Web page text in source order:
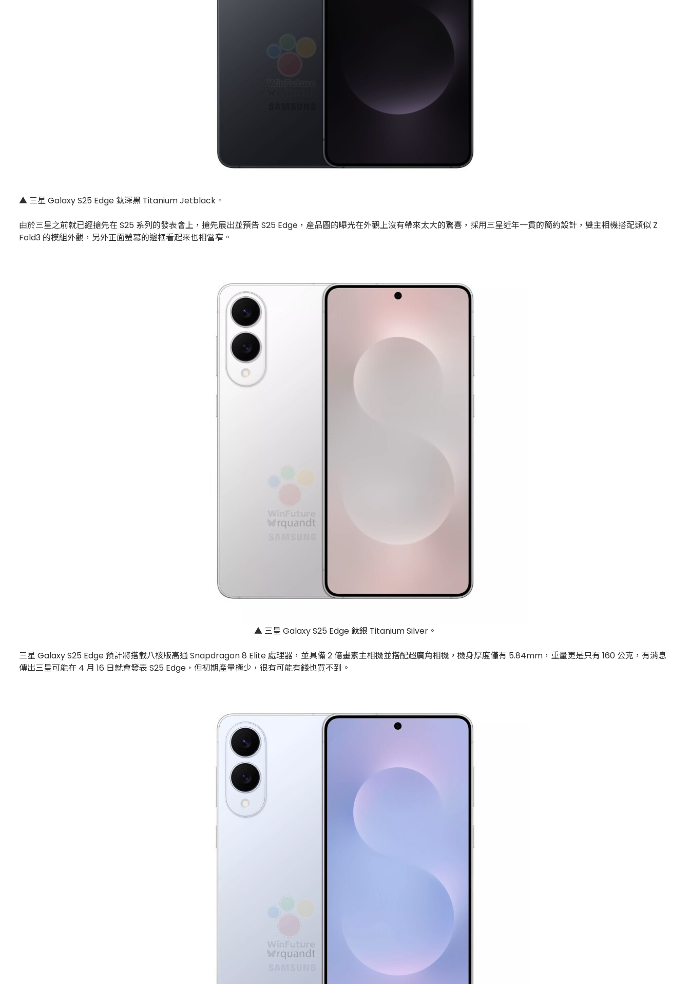
▲ 三星 Galaxy S25 Edge 鈦深黑 Titanium Jetblack。
由於三星之前就已經搶先在 S25 系列的發表會上，搶先展出並預告 S25 Edge，產品圖的曝光在外觀上沒有帶來太大的驚喜，採用三星近年一貫的簡約設計，雙主相機搭配類似 Z
Fold3 的模組外觀，另外正面螢幕的邊框看起來也相當窄。
▲ 三星 Galaxy S25 Edge 鈦銀 Titanium Silver。
三星 Galaxy S25 Edge 預計將搭載八核版高通 Snapdragon 8 Elite 處理器，並具備 2 億畫素主相機並搭配超廣角相機，機身厚度僅有 5.84mm，重量更是只有 160 公克，有消息
傳出三星可能在 4 月 16 日就會發表 S25 Edge，但初期產量極少，很有可能有錢也買不到。